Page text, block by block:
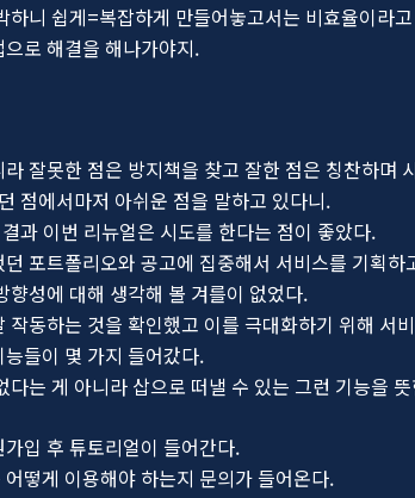
하니 쉽게=복잡하게 만들어놓고서는 비효율이라
로 해결을 해나가야지.
잘못한 점은 방지책을 찾고 잘한 점은 칭찬하며
점에서마저 아쉬운 점을 말하고 있다니.
과 이번 리뉴얼은 시도를 한다는 점이 좋았다.
포트폴리오와 공고에 집중해서 서비스를 기획하
향성에 대해 생각해 볼 겨를이 없었다.
작동하는 것을 확인했고 이를 극대화하기 위해 서
들이 몇 가지 들어갔다.
다는 게 아니라 삽으로 떠낼 수 있는 그런 기능을
입 후 튜토리얼이 들어간다.
떻게 이용해야 하는지 문의가 들어온다.